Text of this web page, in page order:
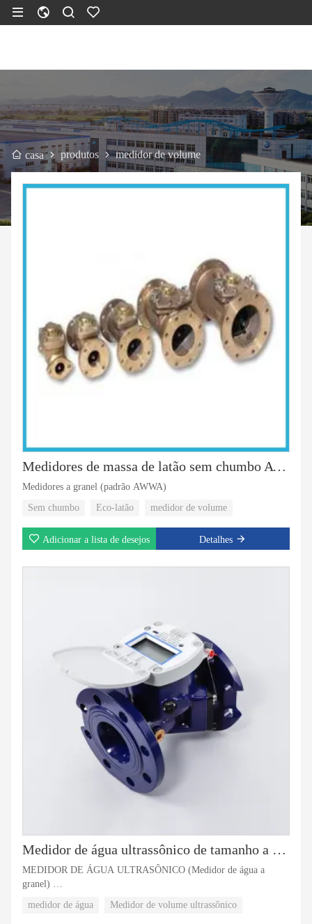
casa produtos medidor de volume
Medidores de massa de latão sem chumbo AWWA Standard
Medidores a granel (padrão AWWA)
Sem chumbo
Eco-latão medidor de volume
Adicionar a lista de desejos Detalhes
Medidor de água ultrassônico de tamanho a granel
MEDIDOR DE ÁGUA ULTRASÔNICO (Medidor de água a
granel)
medidor de água Medidor de volume ultrassônico